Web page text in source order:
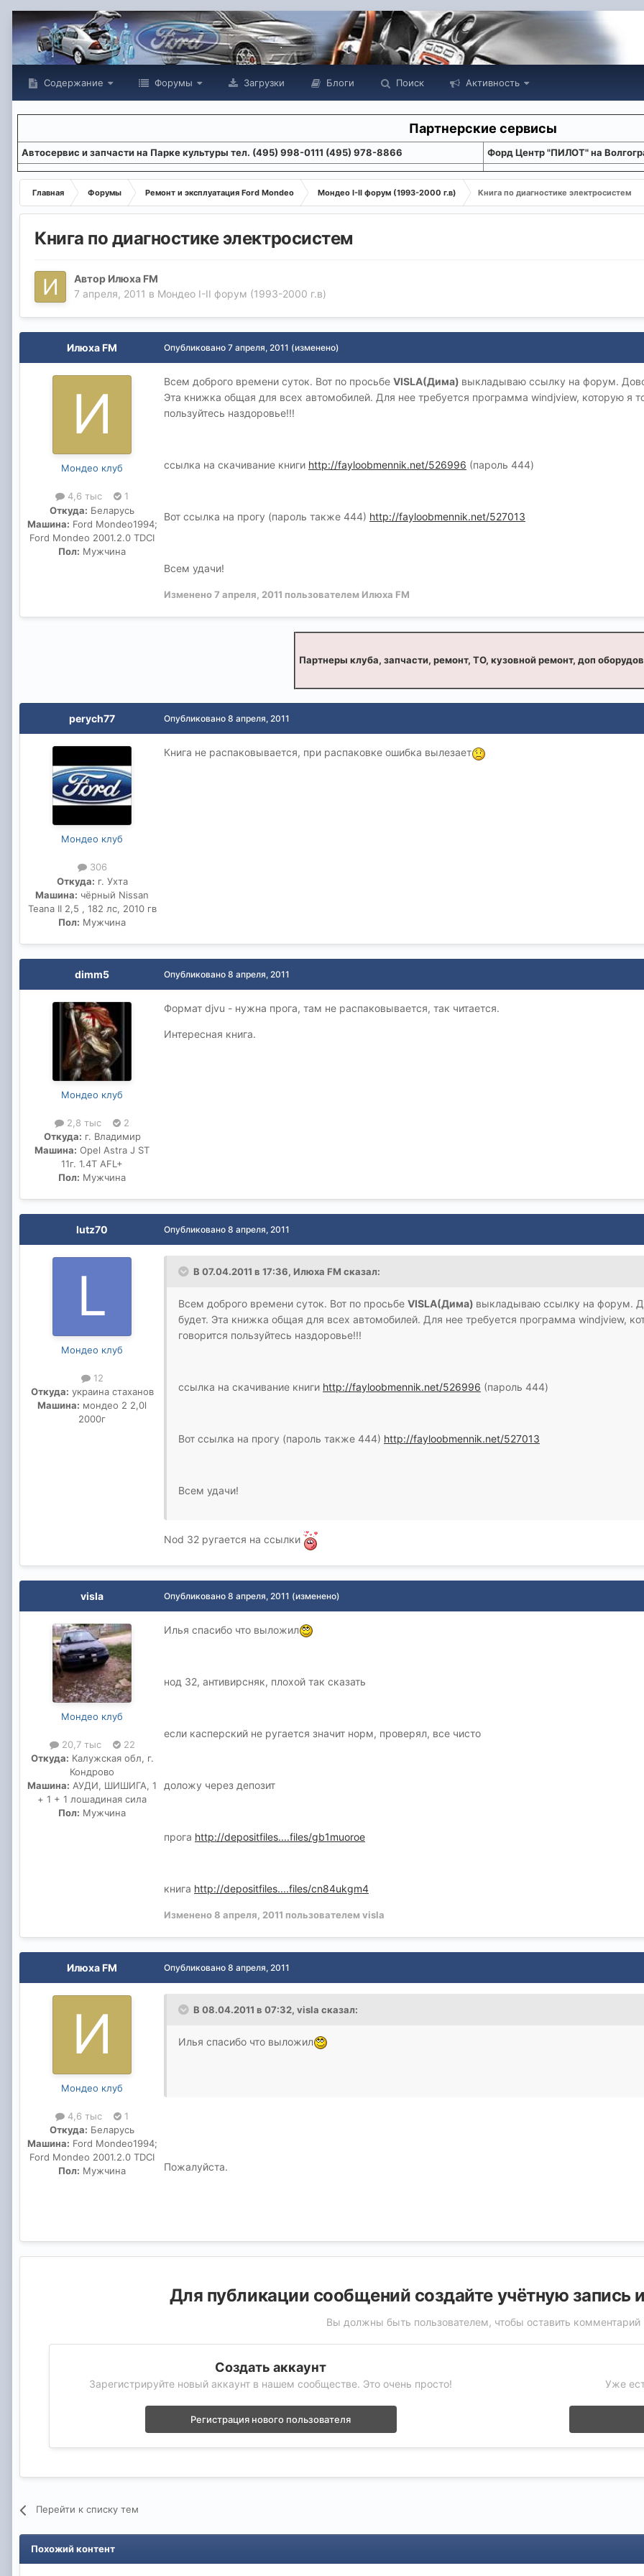
Содержание Форумы Загрузки Блоги Поиск Активность
Партнерские сервисы
Aвтосервис и запчасти на Парке культуры тел. (495) 998-0111 (495) 978-8866 Форд Центр "ПИЛОТ" на
Главная Форумы Ремонт и эксплуатация Ford Mondeo Мондео I-II форум (1993-2000 г.в) Книга по диагностике электросистем
Книга по диагностике электросистем
Автор Илюха FM
7 апреля, 2011 в Мондео I-II форум (1993-2000 г.в)
Илюха FM
Мондео клуб
4,6 тыс
1
Откуда: Беларусь
Машина: Ford Mondeo1994;
Ford Mondeo 2001.2.0 TDCI
Пол: Мужчина
Опубликовано 7 апреля, 2011 (изменено)
Всем доброго времени суток. Вот по просьбе VISLA(Дима) выкладываю ссылку на форум.
Эта книжка общая для всех автомобилей. Для нее требуется программа windjview, которую я
пользуйтесь наздоровье!!!
ссылка на скачивание книги http://fayloobmennik.net/526996 (пароль 444)
Вот ссылка на прогу (пароль также 444) http://fayloobmennik.net/527013
Всем удачи!
Изменено7 апреля, 2011 пользователем Илюха FM
Партнеры клуба, запчасти, ремонт, ТО, кузовной ремонт, доп
perych77
Мондео клуб
306
Откуда: г. Ухта
Машина: чёрный Nissan
Teana II 2,5 , 182 лс, 2010 гв
Пол: Мужчина
Опубликовано 8 апреля, 2011
Книга не распаковывается, при распаковке ошибка вылезает
dimm5
Мондео клуб
2,8 тыс
2
Откуда: г. Владимир
Машина: Opel Astra J ST
11г. 1.4T AFL+
Пол: Мужчина
Опубликовано 8 апреля, 2011
Формат djvu - нужна прога, там не распаковывается, так читается.
Интересная книга.
lutz70
Мондео клуб
12
Откуда: украина стаханов
Машина: мондео 2 2,0l
2000г
Опубликовано 8 апреля, 2011
В 07.04.2011 в 17:36, Илюха FM сказал:
Всем доброго времени суток. Вот по просьбе VISLA(Дима) выкладываю ссылку на форум.
будет. Эта книжка общая для всех автомобилей. Для нее требуется программа windjview,
говорится пользуйтесь наздоровье!!!
ссылка на скачивание книги http://fayloobmennik.net/526996 (пароль 444)
Вот ссылка на прогу (пароль также 444) http://fayloobmennik.net/527013
Всем удачи!
Nod 32 ругается на ссылки
visla
Мондео клуб
20,7 тыс
22
Откуда: Калужская обл, г.
Кондрово
Машина: АУДИ, ШИШИГА, 1
+ 1 + 1 лошадиная сила
Пол: Мужчина
Опубликовано 8 апреля, 2011 (изменено)
Илья спасибо что выложил
нод 32, антивирсняк, плохой так сказать
если касперский не ругается значит норм, проверял, все чисто
доложу через депозит
прога http://depositfiles....files/gb1muoroe
книга http://depositfiles....files/cn84ukgm4
Изменено8 апреля, 2011 пользователем visla
Илюха FM
Мондео клуб
4,6 тыс
1
Откуда: Беларусь
Машина: Ford Mondeo1994;
Ford Mondeo 2001.2.0 TDCI
Пол: Мужчина
Опубликовано 8 апреля, 2011
В 08.04.2011 в 07:32, visla сказал:
Илья спасибо что выложил
Пожалуйста.
Для публикации сообщений создайте учётную запись
Вы должны быть пользователем, чтобы оставить комментарий
Создать аккаунт
Зарегистрируйте новый аккаунт в нашем сообществе. Это очень просто!
Регистрация нового пользователя
Уже
Перейти к списку тем
Похожий контент